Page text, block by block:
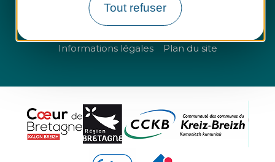
Tout refuser
Questions fréquentes
Informations légales Plan du site